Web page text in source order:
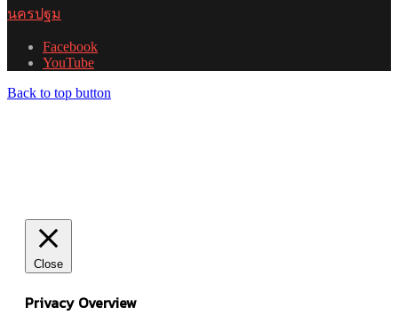
นครปฐม
Facebook
YouTube
Back to top button
Close
Privacy Overview